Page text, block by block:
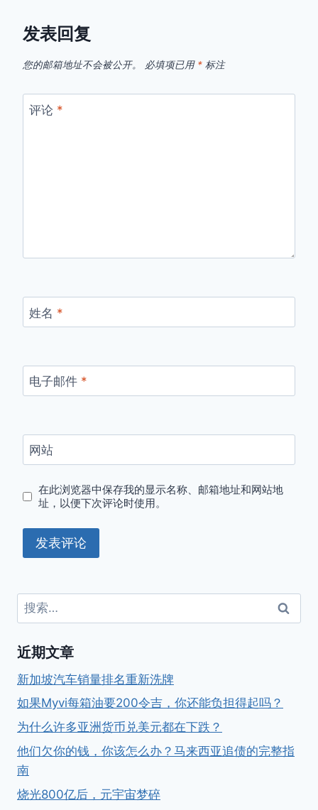
发表回复
您的邮箱地址不会被公开。 必填项已用 * 标注
评论 *
姓名 *
电子邮件 *
网站
在此浏览器中保存我的显示名称、邮箱地址和网站地
址，以便下次评论时使用。
搜
索：
近期文章
新加坡汽车销量排名重新洗牌
如果Myvi每箱油要200令吉，你还能负担得起吗？
为什么许多亚洲货币兑美元都在下跌？
他们欠你的钱，你该怎么办？马来西亚追债的完整指
南
烧光800亿后，元宇宙梦碎